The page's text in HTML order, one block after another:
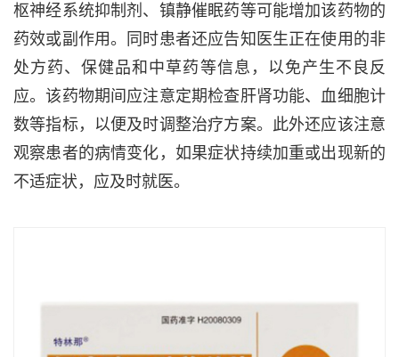
枢神经系统抑制剂、镇静催眠药等可能增加该药物的
药效或副作用。同时患者还应告知医生正在使用的非
处方药、保健品和中草药等信息，以免产生不良反
应。该药物期间应注意定期检查肝肾功能、血细胞计
数等指标，以便及时调整治疗方案。此外还应该注意
观察患者的病情变化，如果症状持续加重或出现新的
不适症状，应及时就医。